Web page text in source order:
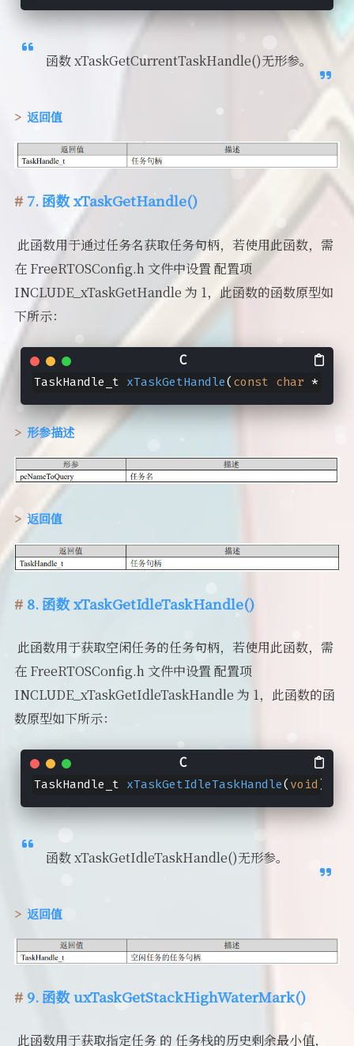
函数 xTaskGetCurrentTaskHandle()无形参。
返回值
7. 函数 xTaskGetHandle()
​ 此函数用于通过任务名获取任务句柄，若使用此函数，需
在 FreeRTOSConfig.h 文件中设置 配置项
INCLUDE_xTaskGetHandle 为 1，此函数的函数原型如
下所示：
TaskHandle_t xTaskGetHandle( const char *
形参描述
返回值
8. 函数 xTaskGetIdleTaskHandle()
​ 此函数用于获取空闲任务的任务句柄，若使用此函数，需
在 FreeRTOSConfig.h 文件中设置 配置项
INCLUDE_xTaskGetIdleTaskHandle 为 1，此函数的函
数原型如下所示：
TaskHandle_t xTaskGetIdleTaskHandle( void )
函数 xTaskGetIdleTaskHandle()无形参。
返回值
9. 函数 uxTaskGetStackHighWaterMark()
​ 此函数用于获取指定任务 的 任务栈的历史剩余最小值，